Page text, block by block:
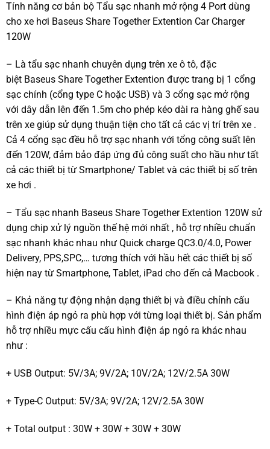
Tính năng cơ bản bộ Tẩu sạc nhanh mở rộng 4 Port dùng
cho xe hơi Baseus Share Together Extention Car Charger
120W
– Là tẩu sạc nhanh chuyên dụng trên xe ô tô, đặc
biệt Baseus Share Together Extention được trang bị 1 cổng
sạc chính (cổng type C hoặc USB) và 3 cổng sạc mở rộng
với dây dẫn lên đến 1.5m cho phép kéo dài ra hàng ghế sau
trên xe giúp sử dụng thuận tiện cho tất cả các vị trí trên xe .
Cả 4 cổng sạc đều hỗ trợ sạc nhanh với tổng công suất lên
đến 120W, đảm bảo đáp ứng đủ công suất cho hầu như tất
cả các thiết bị từ Smartphone/ Tablet và các thiết bị số trên
xe hơi .
– Tẩu sạc nhanh Baseus Share Together Extention 120W sử
dụng chip xử lý nguồn thế hệ mới nhất , hỗ trợ nhiều chuẩn
sạc nhanh khác nhau như Quick charge QC3.0/4.0, Power
Delivery, PPS,SPC,… tương thích với hầu hết các thiết bị số
hiện nay từ Smartphone, Tablet, iPad cho đến cả Macbook .
– Khả năng tự động nhận dạng thiết bị và điều chỉnh cấu
hình điện áp ngỏ ra phù hợp với từng loại thiết bị. Sản phẩm
hỗ trợ nhiều mực cấu cấu hình điện áp ngỏ ra khác nhau
như :
+ USB Output: 5V/3A; 9V/2A; 10V/2A; 12V/2.5A 30W
+ Type-C Output: 5V/3A; 9V/2A; 12V/2.5A 30W
+ Total output : 30W + 30W + 30W + 30W